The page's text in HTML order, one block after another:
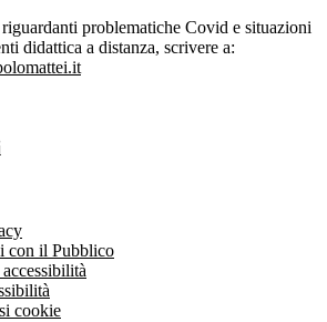
problematiche Covid e situazioni
didattica a distanza, scrivere a:
con il Pubblico
cookie